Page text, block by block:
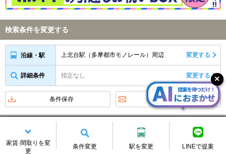
家賃·間取りを変
更
条件変更 駅を変更 LINEで提案
検索条件を変更する
沿線・駅 上北台駅（多摩都市モノレール）周辺 変更する
詳細条件 指定なし 変更する
条件保存 物件新着メール